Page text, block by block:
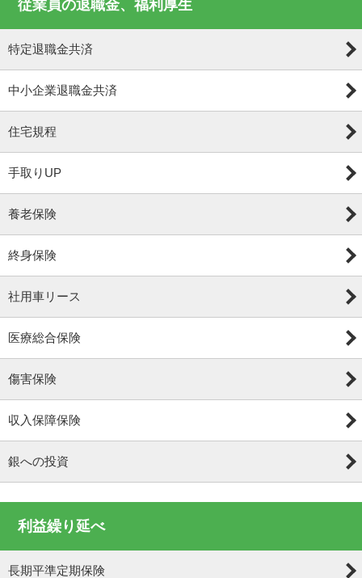
従業員の退職金、福利厚生
特定退職金共済
中小企業退職金共済
住宅規程
手取りUP
養老保険
終身保険
社用車リース
医療総合保険
傷害保険
収入保障保険
銀への投資
利益繰り延べ
長期平準定期保険